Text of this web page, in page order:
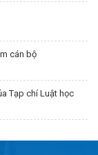
cán bộ
Tạp chí Luật học